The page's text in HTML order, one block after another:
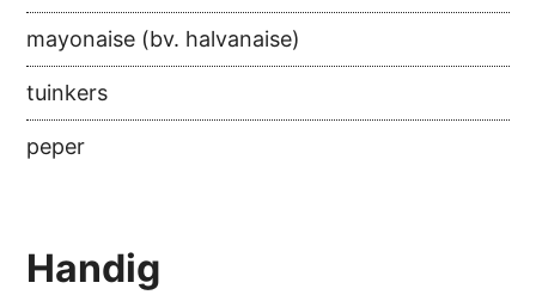
mayonaise (bv. halvanaise)
tuinkers
peper
Handig